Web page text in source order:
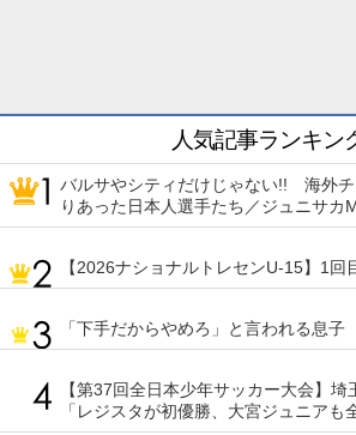
人気記事ランキン
バルサやシティだけじゃない!! 海外チ
りあった日本人選手たち／ジュニサカ
【2026ナショナルトレセンU-15】1回
「下手だからやめろ」と言われる息子
【第37回全日本少年サッカー大会】埼
「レジスタが初優勝、大宮ジュニアも